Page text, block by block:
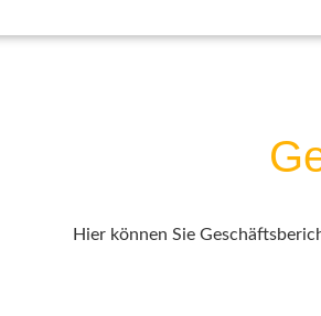
Hier können Sie